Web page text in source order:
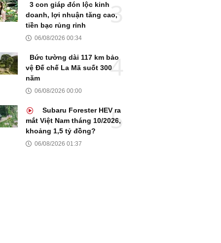
3 con giáp đón lộc kinh
doanh, lợi nhuận tăng cao,
tiền bạc rủng rỉnh
06/08/2026 00:34
Bức tường dài 117 km bảo
vệ Đế chế La Mã suốt 300
năm
06/08/2026 00:00
Subaru Forester HEV ra
mắt Việt Nam tháng 10/2026,
khoảng 1,5 tỷ đồng?
06/08/2026 01:37